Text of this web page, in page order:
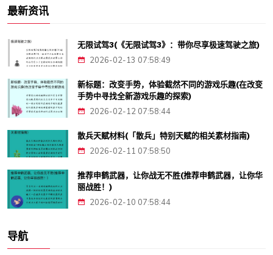
最新资讯
无限试驾3(《无限试驾3》：带你尽享极速驾驶之旅)
2026-02-13 07:58:49
新标题：改变手势，体验截然不同的游戏乐趣(在改变
手势中寻找全新游戏乐趣的探索)
2026-02-12 07:58:44
散兵天赋材料(「散兵」特别天赋的相关素材指南)
2026-02-11 07:58:50
推荐申鹤武器，让你战无不胜(推荐申鹤武器，让你华
丽战胜！)
2026-02-10 07:58:44
导航